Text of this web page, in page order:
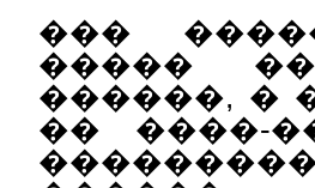
���
�����
������, �
�� ����-